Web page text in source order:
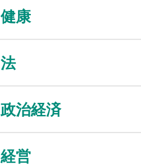
健康
法
政治経済
経営